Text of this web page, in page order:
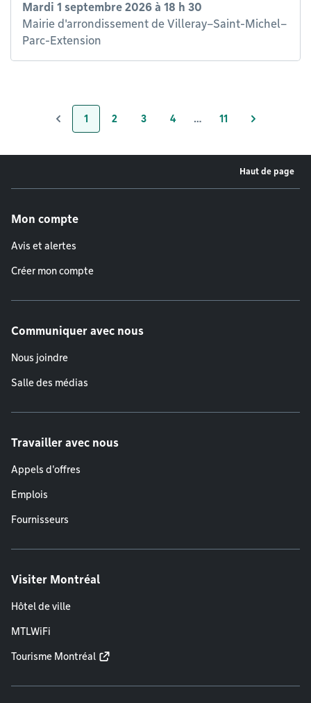
Mardi 1 septembre 2026 à 18 h 30
Mairie d'arrondissement de Villeray–Saint-Michel–
Parc-Extension
Page
1
Page
2
Page
3
Page
4 …
Page
11
Haut de page
Mon compte
Avis et alertes
Créer mon compte
Communiquer avec nous
Nous joindre
Salle des médias
Travailler avec nous
Appels d'offres
Emplois
Fournisseurs
Visiter Montréal
Hôtel de ville
MTLWiFi
Tourisme Montréal